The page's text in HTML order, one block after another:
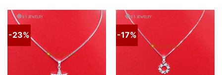
310,000₫.
-23% -17%